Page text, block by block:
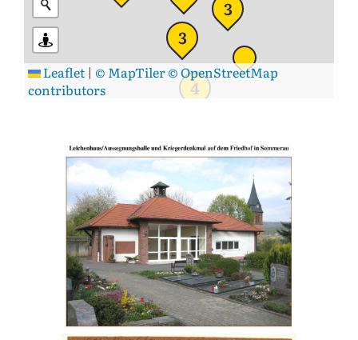
3
4
3
Leaflet | © MapTiler© OpenStreetMap
contributors